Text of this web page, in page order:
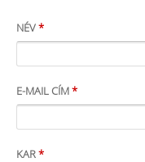
NÉV*
E-MAIL CÍM*
KAR*